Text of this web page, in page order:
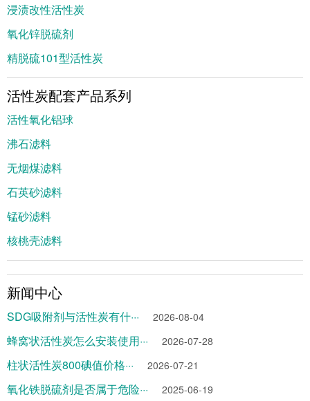
浸渍改性活性炭
氧化锌脱硫剂
精脱硫101型活性炭
活性炭配套产品系列
活性氧化铝球
沸石滤料
无烟煤滤料
石英砂滤料
锰砂滤料
核桃壳滤料
新闻中心
SDG吸附剂与活性炭有什··· 2026-08-04
蜂窝状活性炭怎么安装使用··· 2026-07-28
柱状活性炭800碘值价格··· 2026-07-21
氧化铁脱硫剂是否属于危险··· 2025-06-19